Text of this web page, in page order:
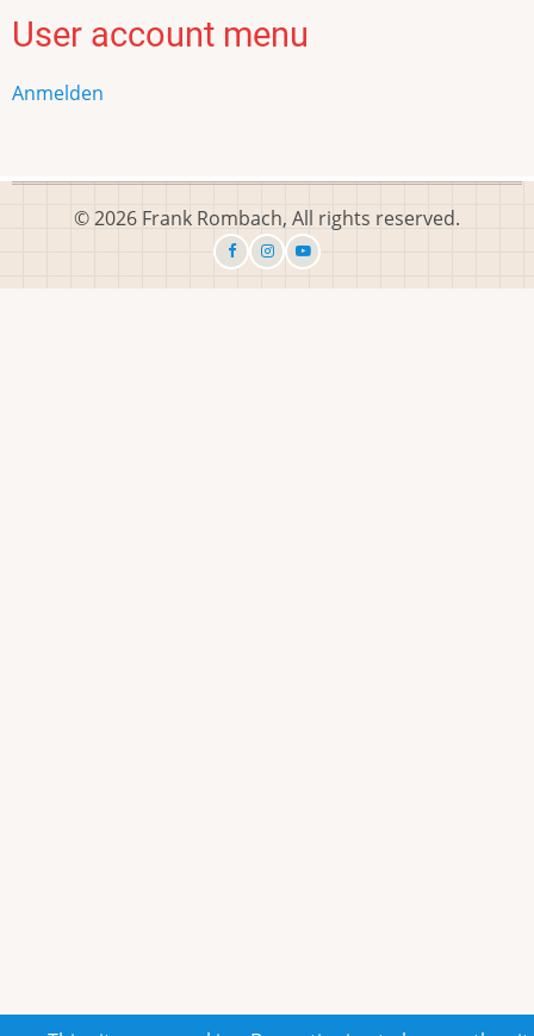
User account menu
Anmelden
© 2026 Frank Rombach, All rights reserved.